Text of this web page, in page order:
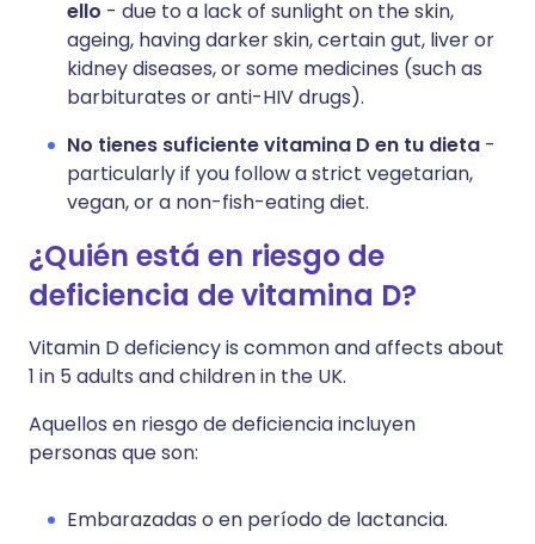
ello - due to a lack of sunlight on the skin,
ageing, having darker skin, certain gut, liver or
kidney diseases, or some medicines (such as
barbiturates or anti-HIV drugs).
No tienes suficiente vitamina D en tu dieta -
particularly if you follow a strict vegetarian,
vegan, or a non-fish-eating diet.
¿Quién está en riesgo de
deficiencia de vitamina D?
Vitamin D deficiency is common and affects about
1 in 5 adults and children in the UK.
Aquellos en riesgo de deficiencia incluyen
personas que son:
Embarazadas o en período de lactancia.